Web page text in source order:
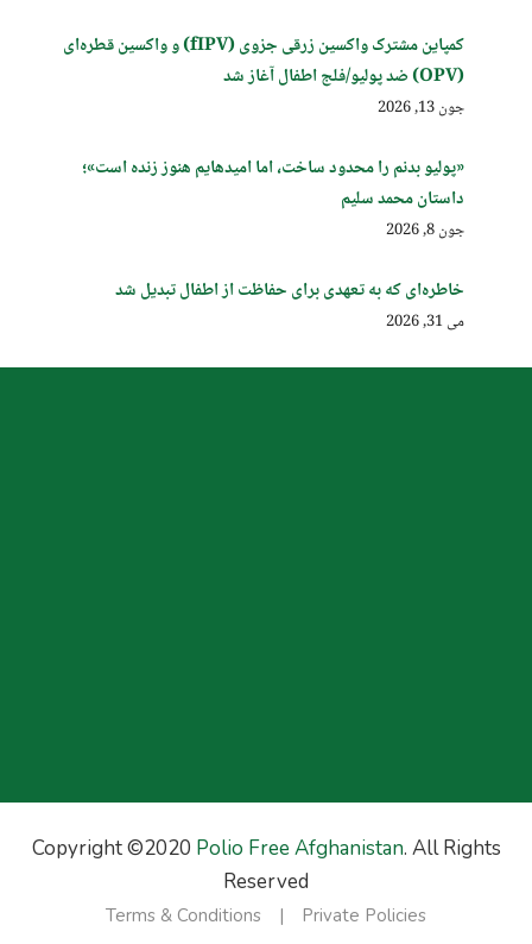
کمپاین مشترک واکسین زرقی جزوی (fIPV) و واکسین قطره‌ای
(OPV) ضد پولیو/فلج اطفال آغاز شد
جون 13, 2026
«پولیو بدنم را محدود ساخت، اما امیدهایم هنوز زنده است»؛
داستان محمد سلیم
جون 8, 2026
خاطره‌ای که به تعهدی برای حفاظت از اطفال تبدیل شد
می 31, 2026
Copyright ©2020 Polio Free Afghanistan. All Rights
Reserved
Private Policies
Terms & Conditions